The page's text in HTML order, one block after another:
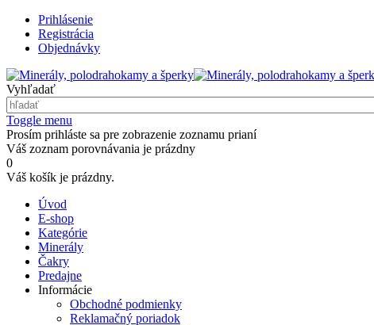
Prihlásenie
Registrácia
Objednávky
Vyhľadať
Toggle menu
Prosím prihláste sa pre zobrazenie zoznamu prianí
Váš zoznam porovnávania je prázdny
0
Váš košík je prázdny.
Úvod
E-shop
Kategórie
Minerály
Čakry
Predajne
Informácie
Obchodné podmienky
Reklamačný poriadok